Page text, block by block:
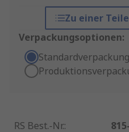
Zu einer
Verpackungsoptionen:
Standardverpackung
RS Best.-Nr.: